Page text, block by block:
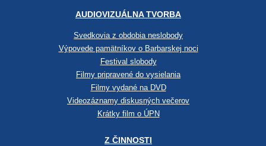
AUDIOVIZUÁLNA TVORBA
Svedkovia z obdobia neslobody
Výpovede pamätníkov o Barbarskej noci
Festival slobody
Filmy pripravené do vysielania
Filmy vydané na DVD
Videozáznamy diskusných večerov
Krátky film o ÚPN
Z ČINNOSTI